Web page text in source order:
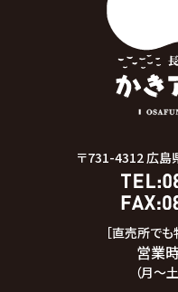
〒731-4312 広島
［直売所で
営業
（月～